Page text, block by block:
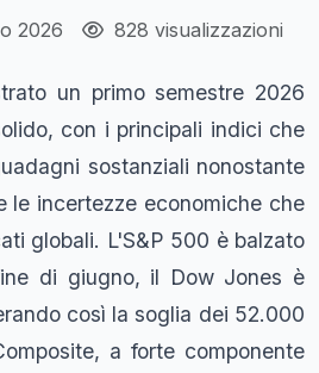
2026 828 visualizzazioni
un primo semestre 2026
con i principali indici che
sostanziali nonostante
le incertezze economiche che
globali. L'S&P 500 è balzato
di giugno, il Dow Jones è
così la soglia dei 52.000
a forte componente